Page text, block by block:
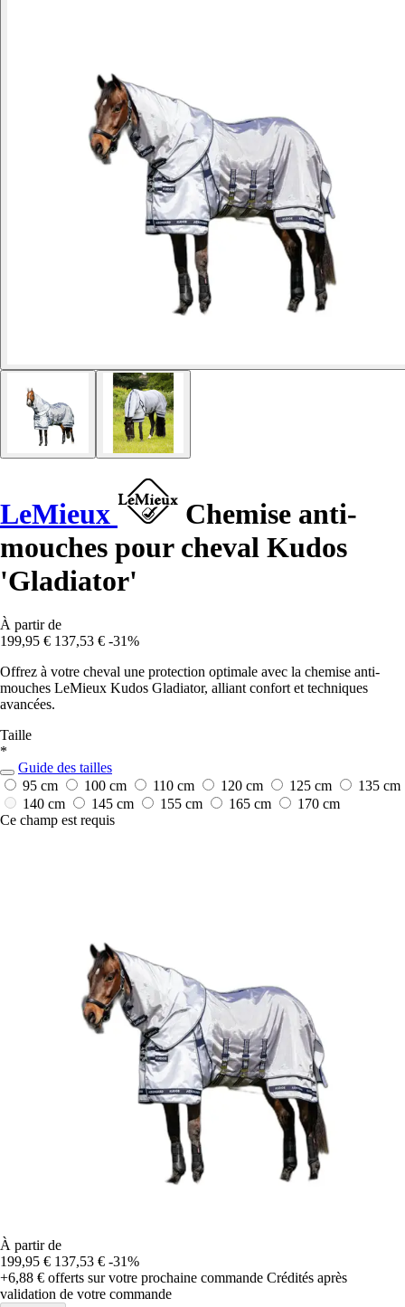
LeMieux
Chemise anti-
mouches pour cheval Kudos
'Gladiator'
À partir de
199,95 € 137,53 € -31%
Offrez à votre cheval une protection optimale avec la chemise anti-
mouches LeMieux Kudos Gladiator, alliant confort et techniques
avancées.
Taille
*
Guide des tailles
95 cm
100 cm 110 cm 120 cm 125 cm
135 cm
140 cm
145 cm 155 cm 165 cm
170 cm
Ce champ est requis
À partir de
199,95 € 137,53 € -31%
+6,88 € offerts sur votre prochaine commande Crédités après
validation de votre commande